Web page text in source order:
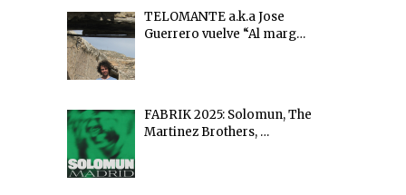
TELOMANTE a.k.a Jose
Guerrero vuelve “Al marg…
FABRIK 2025: Solomun, The
Martinez Brothers, …